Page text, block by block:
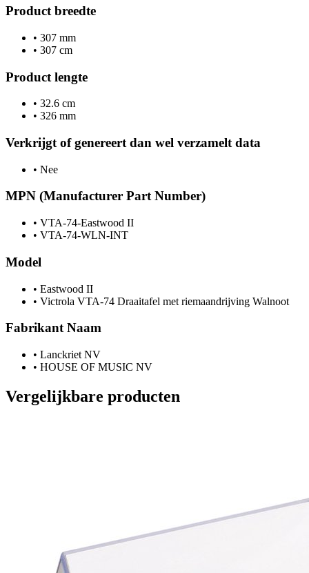
Product breedte
• 307 mm
• 307 cm
Product lengte
• 32.6 cm
• 326 mm
Verkrijgt of genereert dan wel verzamelt data
• Nee
MPN (Manufacturer Part Number)
• VTA-74-Eastwood II
• VTA-74-WLN-INT
Model
• Eastwood II
• Victrola VTA-74 Draaitafel met riemaandrijving Walnoot
Fabrikant Naam
• Lanckriet NV
• HOUSE OF MUSIC NV
Vergelijkbare producten